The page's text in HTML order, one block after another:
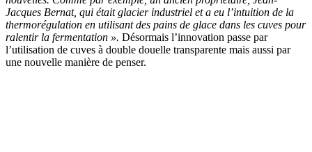
Jacques Bernat, qui était glacier industriel et a eu l’intuition de la
thermorégulation en utilisant des pains de glace dans les cuves pour
ralentir la fermentation ». Désormais l’innovation passe par
l’utilisation de cuves à double douelle transparente mais aussi par
une nouvelle manière de penser.